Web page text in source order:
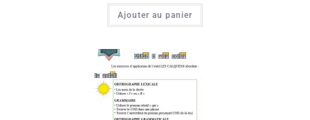
Ajouter au panier